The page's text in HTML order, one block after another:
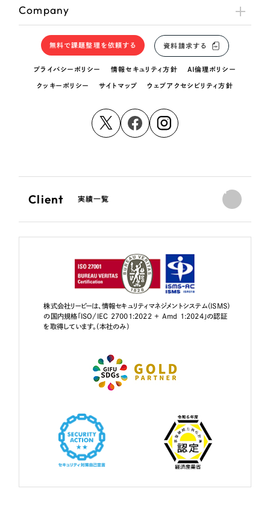
Company
無料で課題整理を依頼する 資料請求する
プライバシーポリシー 情報セキュリティ方針 AI倫理ポリシー
クッキーポリシー サイトマップ ウェブアクセシビリティ方針
Client 実績一覧
株式会社リーピーは、情報セキュリティマネジメントシステム（ISMS）
の国内規格「ISO/IEC 27001:2022 + Amd 1:2024」の認証
を取得しています。（本社のみ）